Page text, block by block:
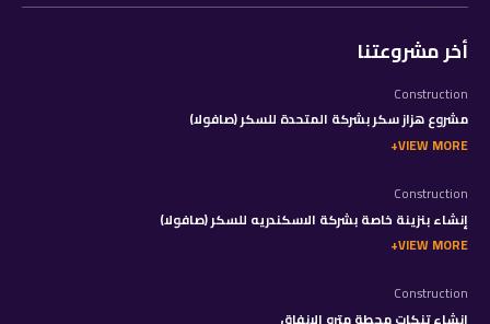
أخر مشروعتنا
Construction
مشروع هزاز سكر بشركة المتحدة للسكر (صافولا)
VIEW MORE
Construction
إنشاء بنزينة خاصة بشركة الاسكندريه للسكر (صافولا)
VIEW MORE
Construction